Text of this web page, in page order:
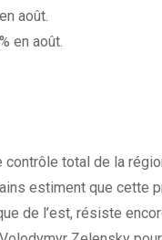
août.
en août.
total de la
estiment que cette
de l’est, résiste